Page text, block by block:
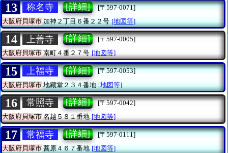
13 称名寺 [詳細]
[〒597-0071]
大阪府貝塚市加神２丁目６番２２号 [地図等]
14 上善寺 [詳細]
[〒597-0005]
大阪府貝塚市南町４番２７号 [地図等]
15 上福寺 [詳細]
[〒597-0053]
大阪府貝塚市地藏堂２３４番地 [地図等]
16 常照寺 [詳細]
[〒597-0042]
大阪府貝塚市 名越５８１番地 [地図等]
17 常福寺 [詳細]
[〒597-0111]
大阪府貝塚市蕎原４６７番地 [地図等]